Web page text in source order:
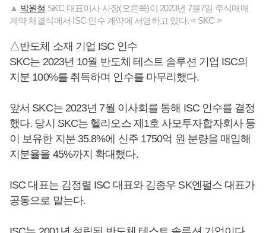
▲ 박원철 SKC 대표이사 사장(오른쪽)이 2023년 7월7일 주식매매
계약 체결식에서 ISC 인수 계약에 서명하고 있다. < SKC >
△반도체 소재 기업 ISC 인수
SKC는 2023년 10월 반도체 테스트 솔루션 기업 ISC의
지분 100%를 취득하며 인수를 마무리했다.
앞서 SKC는 2023년 7월 이사회를 통해 ISC 인수를 결정
했다. 당시 SKC는 헬리오스 제1호 사모투자합자회사 등
이 보유한 지분 35.8%에 신주 1750억 원 분량을 매입해
지분율을 45%까지 확대했다.
ISC 대표는 김정렬 ISC 대표와 김종우 SK엔펄스 대표가
공동으로 맡는다.